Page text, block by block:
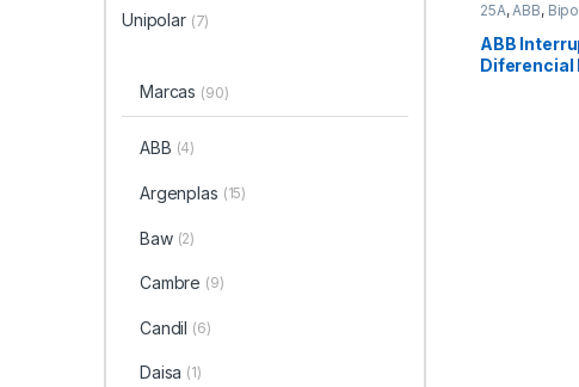
25A,ABB,
Seguridad
ABB
Diferencial
Unipolar (7)
Marcas (90)
ABB (4)
Argenplas (15)
Baw (2)
Cambre (9)
Candil (6)
Daisa (1)